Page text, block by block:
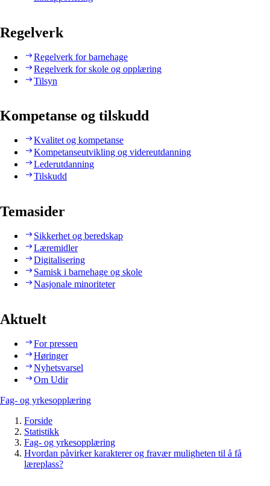
Regelverk
Regelverk for barnehage
Regelverk for skole og opplæring
Tilsyn
Kompetanse og tilskudd
Kvalitet og kompetanse
Kompetanseutvikling og videreutdanning
Lederutdanning
Tilskudd
Temasider
Sikkerhet og beredskap
Læremidler
Digitalisering
Samisk i barnehage og skole
Nasjonale minoriteter
Aktuelt
For pressen
Høringer
Nyhetsvarsel
Om Udir
Fag- og yrkesopplæring
Forside
Statistikk
Fag- og yrkesopplæring
Hvordan påvirker karakterer og fravær muligheten til å få
læreplass?